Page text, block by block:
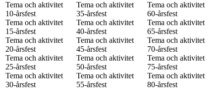
Tema och aktivitet
10-årsfest
Tema och aktivitet
15-årsfest
Tema och aktivitet
20-årsfest
Tema och aktivitet
25-årsfest
Tema och aktivitet
30-årsfest
Tema och aktivitet
35-årsfest
Tema och aktivitet
40-årsfest
Tema och aktivitet
45-årsfest
Tema och aktivitet
50-årsfest
Tema och aktivitet
55-årsfest
Tema och aktivitet
60-årsfest
Tema och aktivitet
65-årsfest
Tema och aktivitet
70-årsfest
Tema och aktivitet
75-årsfest
Tema och aktivitet
80-årsfest